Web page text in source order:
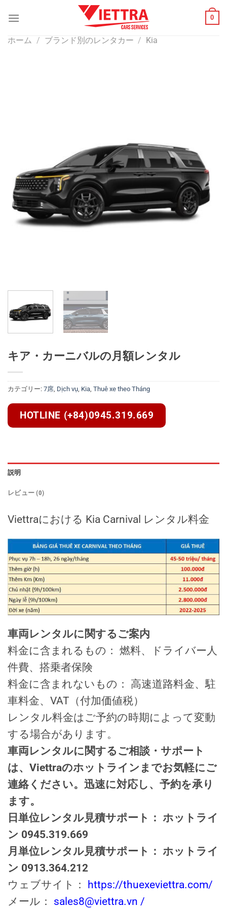
0
ホーム / ブランド別のレンタカー / Kia
キア・カーニバルの月額レンタル
カテゴリー: 7席 Dịch vụ Kia Thuê xe theo Tháng
HOTLINE (+84)0945.319.669
説明
レビュー (0)
Viettraにおける Kia Carnival レンタル料金
車両レンタルに関するご案内
料金に含まれるもの： 燃料、ドライバー人
件費、搭乗者保険
料金に含まれないもの： 高速道路料金、駐
車料金、VAT（付加価値税）
レンタル料金はご予約の時期によって変動
する場合があります。
車両レンタルに関するご相談・サポート
は、Viettraのホットラインまでお気軽にご
連絡ください。迅速に対応し、予約を承り
ます。
日単位レンタル見積サポート： ホットライ
ン 0945.319.669
月単位レンタル見積サポート： ホットライ
ン 0913.364.212
ウェブサイト：
https://thuexeviettra.com/
メール： sales8@viettra.vn /